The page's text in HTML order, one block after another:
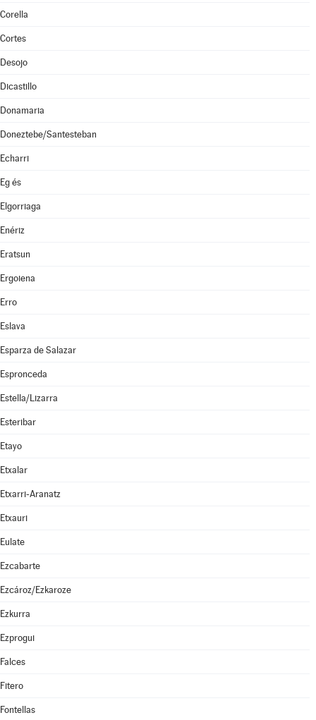
Corella
Cortes
Desojo
Dicastillo
Donamaria
Doneztebe/Santesteban
Echarri
Eg és
Elgorriaga
Enériz
Eratsun
Ergoiena
Erro
Eslava
Esparza de Salazar
Espronceda
Estella/Lizarra
Esteribar
Etayo
Etxalar
Etxarri-Aranatz
Etxauri
Eulate
Ezcabarte
Ezcároz/Ezkaroze
Ezkurra
Ezprogui
Falces
Fitero
Fontellas